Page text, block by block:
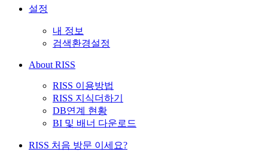
설정
내 정보
검색환경설정
About RISS
RISS 이용방법
RISS 지식더하기
DB연계 현황
BI 및 배너 다운로드
RISS 처음 방문 이세요?